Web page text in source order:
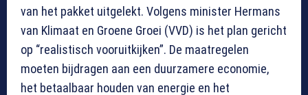
van het pakket uitgelekt. Volgens minister Hermans
van Klimaat en Groene Groei (VVD) is het plan gericht
op “realistisch vooruitkijken”. De maatregelen
moeten bijdragen aan een duurzamere economie,
het betaalbaar houden van energie en het